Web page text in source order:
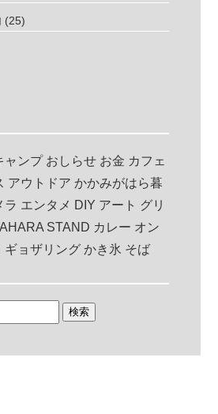
(25)
ャンプ おしらせ お金 カフェ
アウトドア かかみがはら暮
ラ エンタメ DIY アート グリ
STAND カレー オン
ギョザリング かき氷 そば